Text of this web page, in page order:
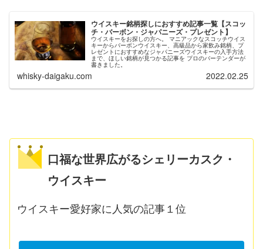
ウイスキー銘柄探しにおすすめ記事一覧【スコッ
チ・バーボン・ジャパニーズ・プレゼント】
ウイスキーをお探しの方へ。 マニアックなスコッチウイス
キーからバーボンウイスキー、高級品から家飲み銘柄、プ
レゼントにおすすめなジャパニーズウイスキーの入手方法
まで、ほしい銘柄が見つかる記事を プロのバーテンダーが
書きました。
whisky-daigaku.com 2022.02.25
口福な世界広がるシェリーカスク・
ウイスキー
ウイスキー愛好家に人気の記事１位